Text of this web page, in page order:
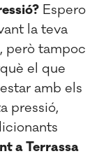
Espero
la teva
però tampoc
el que
amb els
pressió,
a Terrassa